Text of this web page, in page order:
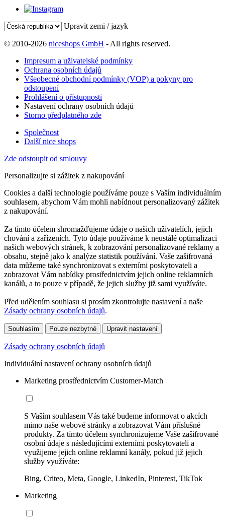
Upravit zemi / jazyk
© 2010-2026 niceshops GmbH - All rights reserved.
Impresum a uživatelské podmínky
Ochrana osobních údajů
Všeobecné obchodní podmínky (VOP) a pokyny pro
odstoupení
Prohlášení o přístupnosti
Nastavení ochrany osobních údajů
Storno předplatného zde
Společnost
Další nice shops
Zde odstoupit od smlouvy
Personalizujte si zážitek z nakupování
Cookies a další technologie používáme pouze s Vaším individuálním
souhlasem, abychom Vám mohli nabídnout personalizovaný zážitek
z nakupování.
Za tímto účelem shromažďujeme údaje o našich uživatelích, jejich
chování a zařízeních. Tyto údaje používáme k neustálé optimalizaci
našich webových stránek, k zobrazování personalizované reklamy a
obsahu, stejně jako k analýze statistik používání. Vaše zašifrovaná
data můžeme také synchronizovat s externími poskytovateli a
zobrazovat Vám nabídky prostřednictvím jejich online reklamních
kanálů, a to pouze v případě, že jejich služby již sami využíváte.
Před udělením souhlasu si prosím zkontrolujte nastavení a naše
Zásady ochrany osobních údajů.
Souhlasím Pouze nezbytné Upravit nastavení
Zásady ochrany osobních údajů
Individuální nastavení ochrany osobních údajů
Marketing prostřednictvím Customer-Match
S Vaším souhlasem Vás také budeme informovat o akcích
mimo naše webové stránky a zobrazovat Vám příslušné
produkty. Za tímto účelem synchronizujeme Vaše zašifrované
osobní údaje s následujícími externími poskytovateli a
využijeme jejich online reklamní kanály, pokud již jejich
služby využíváte:
Bing, Criteo, Meta, Google, LinkedIn, Pinterest, TikTok
Marketing